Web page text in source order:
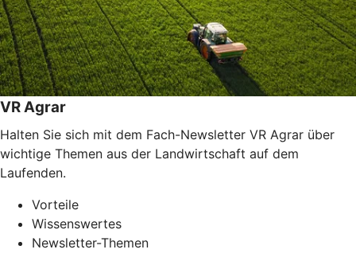
VR Agrar
Halten Sie sich mit dem Fach-Newsletter VR Agrar über
wichtige Themen aus der Landwirtschaft auf dem
Laufenden.
Vorteile
Wissenswertes
Newsletter-Themen